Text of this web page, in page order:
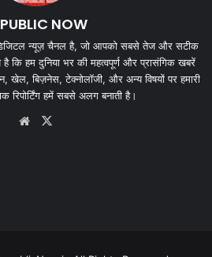
NOW
न्यूज़ चैनल है, जो आपको सबसे तेज और सटीक
है कि हम दुनिया भर की महत्वपूर्ण और प्रासंगिक खबरें
खेल, बिज़नेस, टेक्नोलॉजी, और अन्य विषयों पर हमारी
रिपोर्टिंग हमें सबसे अलग बनाती है।
Website